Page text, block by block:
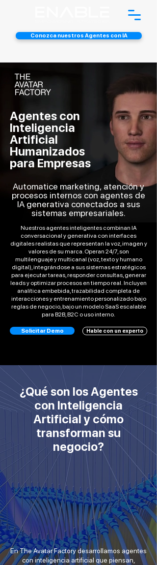
Conozca nuestros Agentes con IA
Agentes con
Inteligencia
Artificial
Humanizados
para Empresas
Automatice marketing, atención y
procesos internos con agentes de
IA generativa conectados a sus
sistemas empresariales.
Nuestros agentes inteligentes combinan IA
conversacional y generativa con interfaces
digitales realistas que representan la voz, imagen y
valores de su marca. Operan 24/7, son
multilenguaje y multicanal (voz, texto y humano
digital), integrándose a sus sistemas estratégicos
para ejecutar tareas, responder consultas, generar
leads y optimizar procesos en tiempo real. Incluyen
analítica embebida, trazabilidad completa de
interacciones y entrenamiento personalizado bajo
reglas de negocio, bajo un modelo SaaS escalable
para B2B, B2C o uso interno.
Solicitar Demo Hable con un experto
¿Qué son los Agentes
con Inteligencia
Artificial y cómo
transforman su
negocio?
En The Avatar Factory desarrollamos agentes
con inteligencia artificial que piensan,